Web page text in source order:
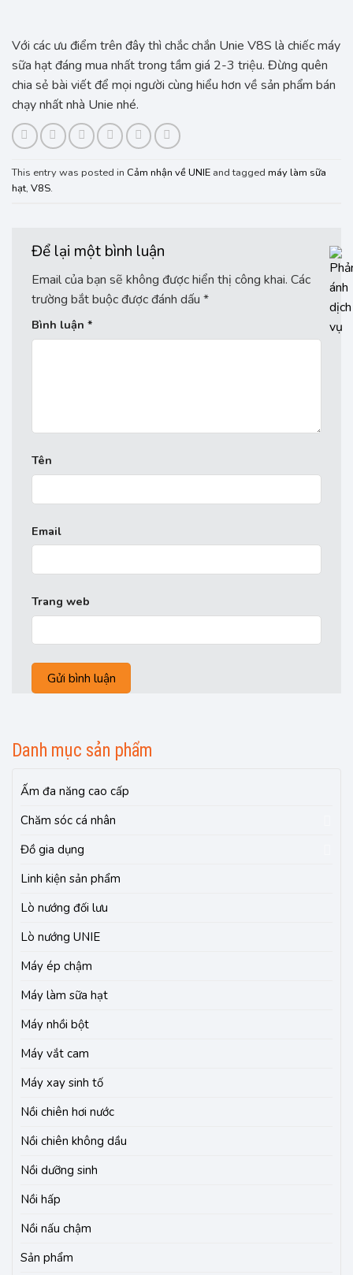
Với các ưu điểm trên đây thì chắc chắn Unie V8S là chiếc máy
sữa hạt đáng mua nhất trong tầm giá 2-3 triệu. Đừng quên
chia sẻ bài viết để mọi người cùng hiểu hơn về sản phẩm bán
chạy nhất nhà Unie nhé.
This entry was posted in Cảm nhận về UNIE and tagged máy làm sữa
hạt, V8S.
Để lại một bình luận
Email của bạn sẽ không được hiển thị công khai. Các
trường bắt buộc được đánh dấu *
Bình luận *
Tên
Email
Trang web
Danh mục sản phẩm
Ấm đa năng cao cấp
Chăm sóc cá nhân
Đồ gia dụng
Linh kiện sản phẩm
Lò nướng đối lưu
Lò nướng UNIE
Máy ép chậm
Máy làm sữa hạt
Máy nhồi bột
Máy vắt cam
Máy xay sinh tố
Nồi chiên hơi nước
Nồi chiên không dầu
Nồi dưỡng sinh
Nồi hấp
Nồi nấu chậm
Sản phẩm